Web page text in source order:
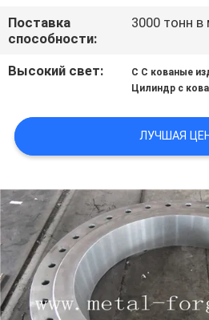
СПРОСИТЕ
ЦИТАТУ
САЙТА
POLICY
Поставка
способности:
3000 тонн в
Высокий свет: С С кованые
Цилиндр с
ЛУЧШАЯ